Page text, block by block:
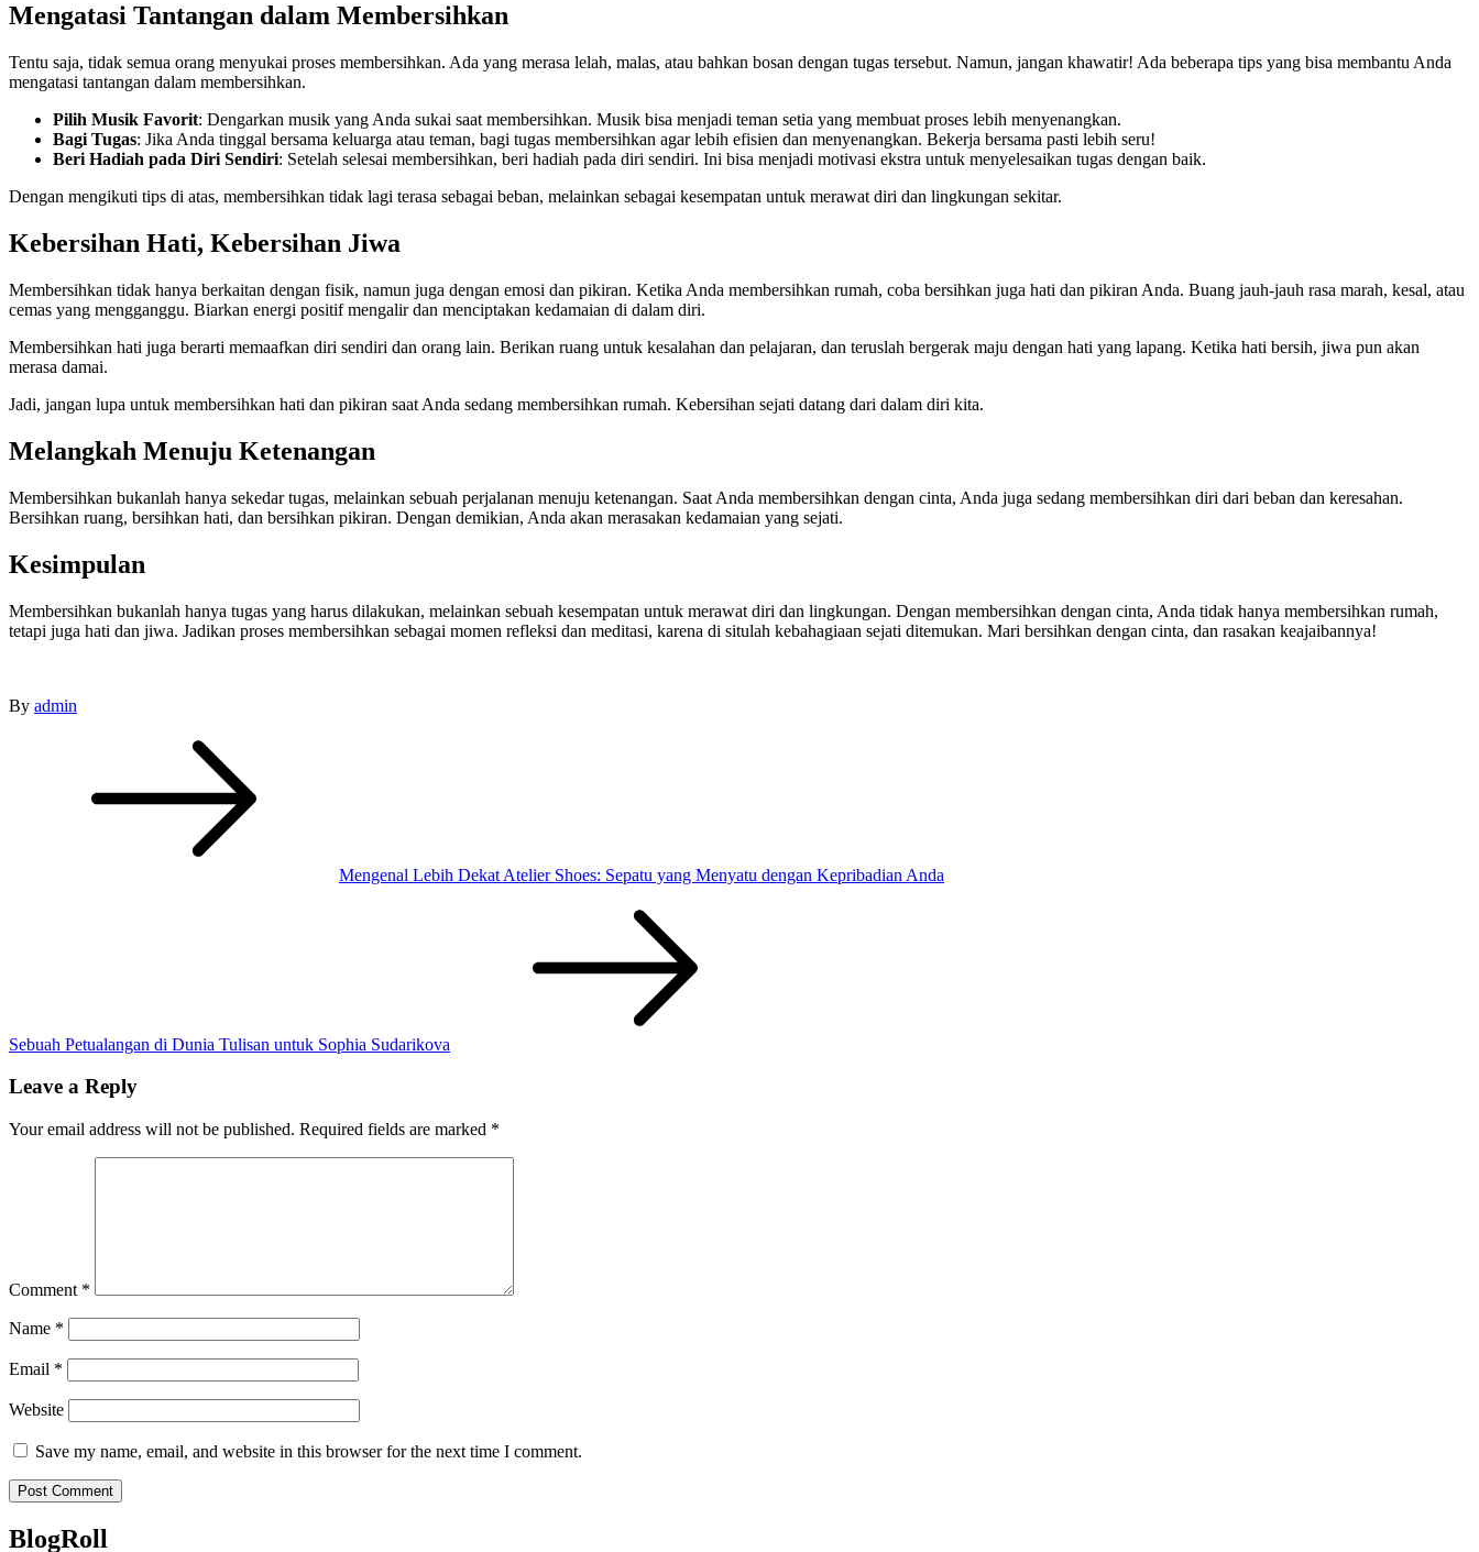
Mengatasi Tantangan dalam Membersihkan
Tentu saja, tidak semua orang menyukai proses membersihkan. Ada yang merasa lelah, malas, atau bahkan bosan dengan tugas tersebut. Namun, jangan khawatir! Ada beberapa tips yang bisa membantu Anda
mengatasi tantangan dalam membersihkan.
Pilih Musik Favorit: Dengarkan musik yang Anda sukai saat membersihkan. Musik bisa menjadi teman setia yang membuat proses lebih menyenangkan.
Bagi Tugas: Jika Anda tinggal bersama keluarga atau teman, bagi tugas membersihkan agar lebih efisien dan menyenangkan. Bekerja bersama pasti lebih seru!
Beri Hadiah pada Diri Sendiri: Setelah selesai membersihkan, beri hadiah pada diri sendiri. Ini bisa menjadi motivasi ekstra untuk menyelesaikan tugas dengan baik.
Dengan mengikuti tips di atas, membersihkan tidak lagi terasa sebagai beban, melainkan sebagai kesempatan untuk merawat diri dan lingkungan sekitar.
Kebersihan Hati, Kebersihan Jiwa
Membersihkan tidak hanya berkaitan dengan fisik, namun juga dengan emosi dan pikiran. Ketika Anda membersihkan rumah, coba bersihkan juga hati dan pikiran Anda. Buang jauh-jauh rasa marah, kesal, atau
cemas yang mengganggu. Biarkan energi positif mengalir dan menciptakan kedamaian di dalam diri.
Membersihkan hati juga berarti memaafkan diri sendiri dan orang lain. Berikan ruang untuk kesalahan dan pelajaran, dan teruslah bergerak maju dengan hati yang lapang. Ketika hati bersih, jiwa pun akan
merasa damai.
Jadi, jangan lupa untuk membersihkan hati dan pikiran saat Anda sedang membersihkan rumah. Kebersihan sejati datang dari dalam diri kita.
Melangkah Menuju Ketenangan
Membersihkan bukanlah hanya sekedar tugas, melainkan sebuah perjalanan menuju ketenangan. Saat Anda membersihkan dengan cinta, Anda juga sedang membersihkan diri dari beban dan keresahan.
Bersihkan ruang, bersihkan hati, dan bersihkan pikiran. Dengan demikian, Anda akan merasakan kedamaian yang sejati.
Kesimpulan
Membersihkan bukanlah hanya tugas yang harus dilakukan, melainkan sebuah kesempatan untuk merawat diri dan lingkungan. Dengan membersihkan dengan cinta, Anda tidak hanya membersihkan rumah,
tetapi juga hati dan jiwa. Jadikan proses membersihkan sebagai momen refleksi dan meditasi, karena di situlah kebahagiaan sejati ditemukan. Mari bersihkan dengan cinta, dan rasakan keajaibannya!
By admin
Mengenal Lebih Dekat Atelier Shoes: Sepatu yang Menyatu dengan Kepribadian Anda
Sebuah Petualangan di Dunia Tulisan untuk Sophia Sudarikova
Leave a Reply
Your email address will not be published. Required fields are marked *
Comment *
Name *
Email *
Website
Save my name, email, and website in this browser for the next time I comment.
BlogRoll